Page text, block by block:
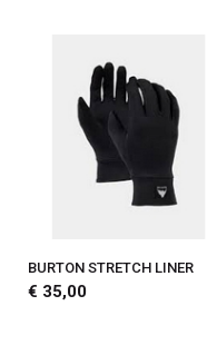
BURTON STRETCH LINER
€ 35,00